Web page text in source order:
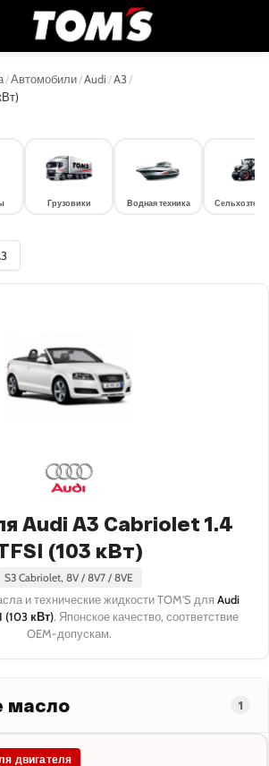
/Автомобили/Audi /A3/
Грузовики Водная техника
Audi A3 Cabriolet 1.4
(103 кВт)
S3 Cabriolet, 8V / 8V7 / 8VE
и технические жидкости TOM'S для Audi
(103 кВт). Японское качество, соответствие
OEM-допускам.
масло 1
двигателя